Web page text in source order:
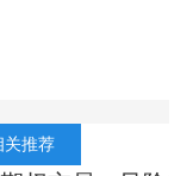
关推荐